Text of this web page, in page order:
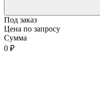
Под заказ
Цена по запросу
Сумма
0 ₽